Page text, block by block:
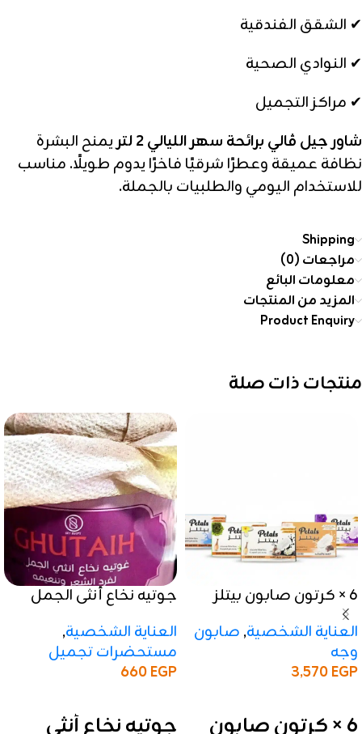
✔ الشقق الفندقية
✔ النوادي الصحية
✔ مراكز التجميل
شاور جيل ڤالي برائحة سهر الليالي 2 لتر
يمنح البشرة
نظافة عميقة وعطرًا شرقيًا فاخرًا يدوم طويلًا. مناسب
للاستخدام اليومي والطلبيات بالجملة.
Shipping
مراجعات (0)
معلومات البائع
المزيد من المنتجات
Product Enquiry
منتجات ذات صلة
6 × كرتون صابون بيتلز
جم
العناية الشخصية, صابون
وجه
3,570EGP
6 × كرتون صابون
جوتيه نخاع أنثى الجمل
العناية الشخصية,
مستحضرات تجميل
660EGP
جوتيه نخاع أنثى